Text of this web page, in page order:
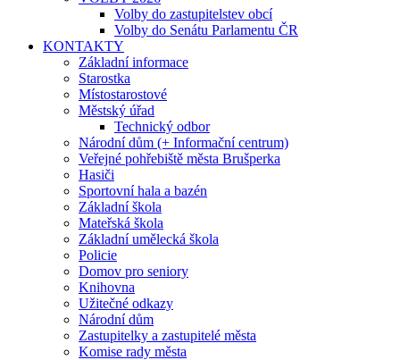
Volby do zastupitelstev obcí
Volby do Senátu Parlamentu ČR
KONTAKTY
Základní informace
Starostka
Místostarostové
Městský úřad
Technický odbor
Národní dům (+ Informační centrum)
Veřejné pohřebiště města Brušperka
Hasiči
Sportovní hala a bazén
Základní škola
Mateřská škola
Základní umělecká škola
Policie
Domov pro seniory
Knihovna
Užitečné odkazy
Národní dům
Zastupitelky a zastupitelé města
Komise rady města